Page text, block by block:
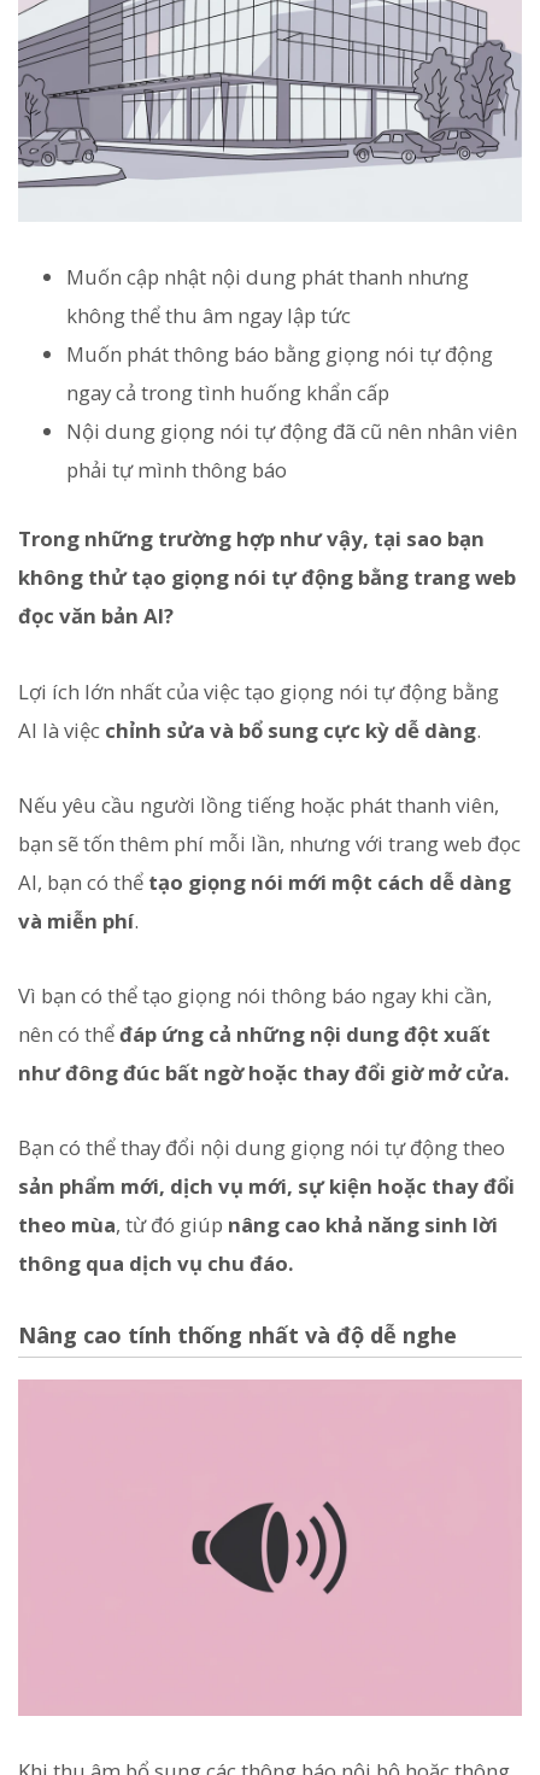
Muốn cập nhật nội dung phát thanh nhưng
không thể thu âm ngay lập tức
Muốn phát thông báo bằng giọng nói tự động
ngay cả trong tình huống khẩn cấp
Nội dung giọng nói tự động đã cũ nên nhân viên
phải tự mình thông báo
Trong những trường hợp như vậy, tại sao bạn
không thử tạo giọng nói tự động bằng trang web
đọc văn bản AI?
Lợi ích lớn nhất của việc tạo giọng nói tự động bằng
AI là việc chỉnh sửa và bổ sung cực kỳ dễ dàng.
Nếu yêu cầu người lồng tiếng hoặc phát thanh viên,
bạn sẽ tốn thêm phí mỗi lần, nhưng với trang web đọc
AI, bạn có thể tạo giọng nói mới một cách dễ dàng
và miễn phí.
Vì bạn có thể tạo giọng nói thông báo ngay khi cần,
nên có thểđáp ứng cả những nội dung đột xuất
như đông đúc bất ngờ hoặc thay đổi giờ mở cửa.
Bạn có thể thay đổi nội dung giọng nói tự động theo
sản phẩm mới, dịch vụ mới, sự kiện hoặc thay đổi
theo mùa, từ đó giúp nâng cao khả năng sinh lời
thông qua dịch vụ chu đáo.
Nâng cao tính thống nhất và độ dễ nghe